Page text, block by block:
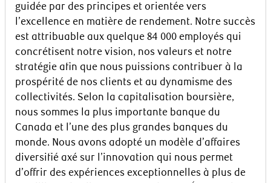
guidée par des principes et orientée vers
l’excellence en matière de rendement. Notre succès
est attribuable aux quelque 84 000 employés qui
concrétisent notre vision, nos valeurs et notre
stratégie afin que nous puissions contribuer à la
prospérité de nos clients et au dynamisme des
collectivités. Selon la capitalisation boursière,
nous sommes la plus importante banque du
Canada et l’une des plus grandes banques du
monde. Nous avons adopté un modèle d’affaires
diversifié axé sur l’innovation qui nous permet
d’offrir des expériences exceptionnelles à plus de